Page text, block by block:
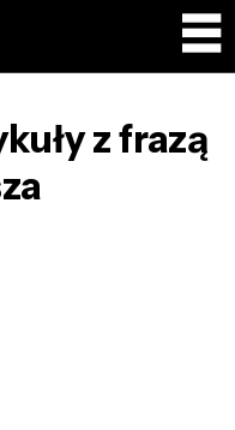
z frazą